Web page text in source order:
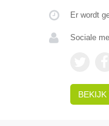
Er wordt
Sociale
BEKIJK